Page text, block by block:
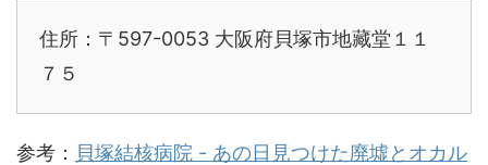
住所：〒597-0053 大阪府貝塚市地藏堂１１
７５
参考： 貝塚結核病院 - あの日見つけた廃墟とオカル